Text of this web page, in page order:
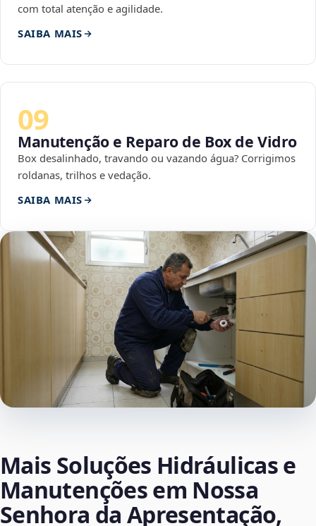
com total atenção e agilidade.
SAIBA MAIS
09
Manutenção e Reparo de Box de Vidro
Box desalinhado, travando ou vazando água? Corrigimos
roldanas, trilhos e vedação.
SAIBA MAIS
Mais Soluções Hidráulicas e
Manutenções em Nossa
Senhora da Apresentação,